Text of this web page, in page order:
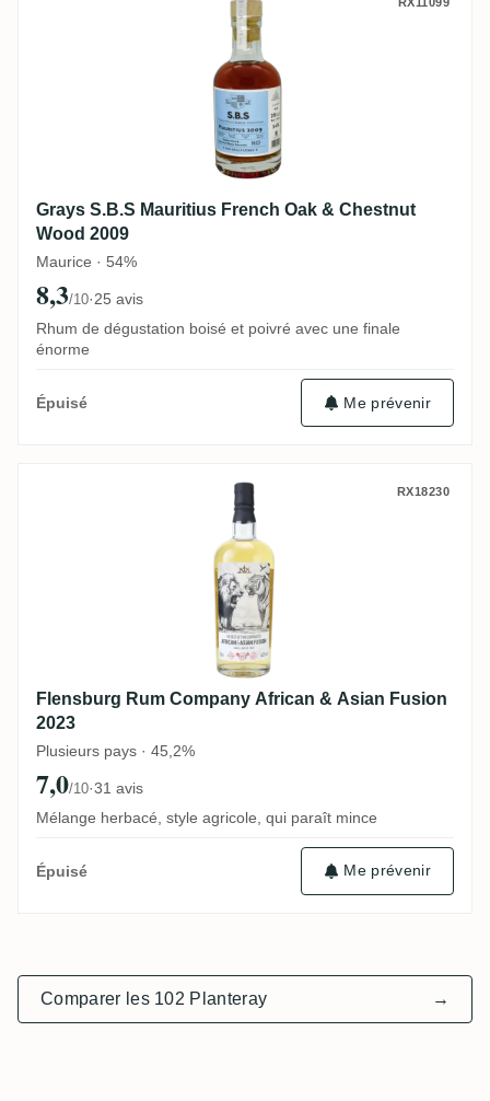
Grays S.B.S Mauritius French Oak & Chestnut
Wood 2009
Maurice · 54%
8,3/10·25 avis
Rhum de dégustation boisé et poivré avec une finale
énorme
Épuisé Me prévenir
Flensburg Rum Company African & Asian
RX18230
Flensburg Rum Company African & Asian Fusion
2023
Plusieurs pays · 45,2%
7,0/10·31 avis
Mélange herbacé, style agricole, qui paraît mince
Épuisé Me prévenir
Comparer les 102 Planteray →